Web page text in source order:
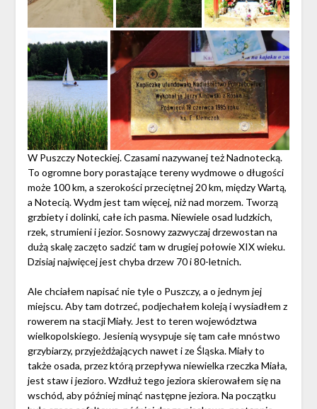
W Puszczy Noteckiej. Czasami nazywanej też Nadnotecką.
To ogromne bory porastające tereny wydmowe o długości
może 100 km, a szerokości przeciętnej 20 km, między Wartą,
a Notecią. Wydm jest tam więcej, niż nad morzem. Tworzą
grzbiety i dolinki, całe ich pasma. Niewiele osad ludzkich,
rzek, strumieni i jezior. Sosnowy zazwyczaj drzewostan na
dużą skalę zaczęto sadzić tam w drugiej połowie XIX wieku.
Dzisiaj najwięcej jest chyba drzew 70 i 80-letnich.
Ale chciałem napisać nie tyle o Puszczy, a o jednym jej
miejscu. Aby tam dotrzeć, podjechałem koleją i wysiadłem z
rowerem na stacji Miały. Jest to teren województwa
wielkopolskiego. Jesienią wysypuje się tam całe mnóstwo
grzybiarzy, przyjeżdżających nawet i ze Śląska. Miały to
także osada, przez którą przepływa niewielka rzeczka Miała,
jest staw i jezioro. Wzdłuż tego jeziora skierowałem się na
wschód, aby później minąć następne jeziora. Na początku